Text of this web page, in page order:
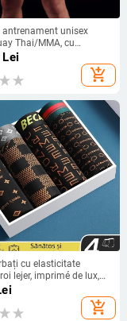
antrenament unisex
Thai/MMA, cu
poliester
Lei
add_shopping_cart
cu elasticitate
lejer, imprimé de lux,
prietenoși cu pielea,
model geometric
add_shopping_cart